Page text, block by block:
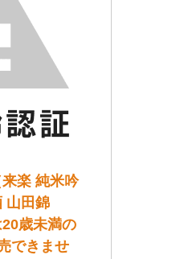
楽 純米吟
山田錦
歳未満の
できませ